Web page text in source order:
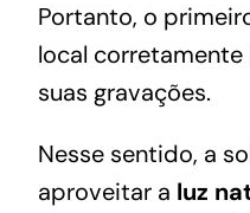
Portanto, o
local
suas gravações.
Nesse sentido, a
aproveitar a luz